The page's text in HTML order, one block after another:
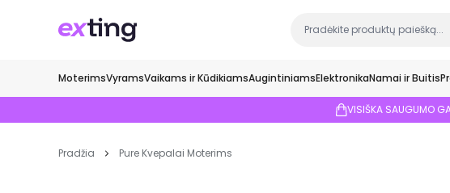
MoterimsVyramsVaikams ir KūdikiamsAugintiniamsElektronikaNamai ir Buitis
VISIŠKA SAUGUMO
Pradžia Pure Kvepalai Moterims